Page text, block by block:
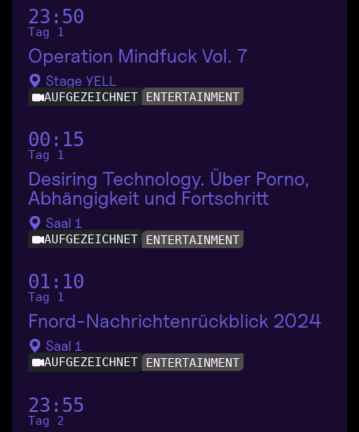
23:50
Tag 1
Operation Mindfuck Vol. 7
Stage YELL
AUFGEZEICHNET ENTERTAINMENT
00:15
Tag 1
Desiring Technology. Über Porno,
Abhängigkeit und Fortschritt
Saal 1
AUFGEZEICHNET ENTERTAINMENT
01:10
Tag 1
Fnord-Nachrichtenrückblick 2024
Saal 1
AUFGEZEICHNET ENTERTAINMENT
23:55
Tag 2